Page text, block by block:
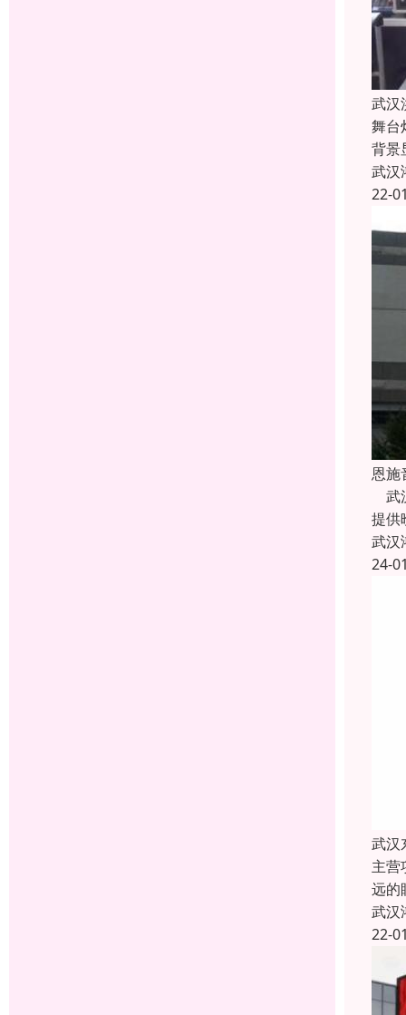
武汉
舞台
背景
武汉
22-
恩施
武
提供
武汉
24-
武汉
主营
远的
武汉
22-